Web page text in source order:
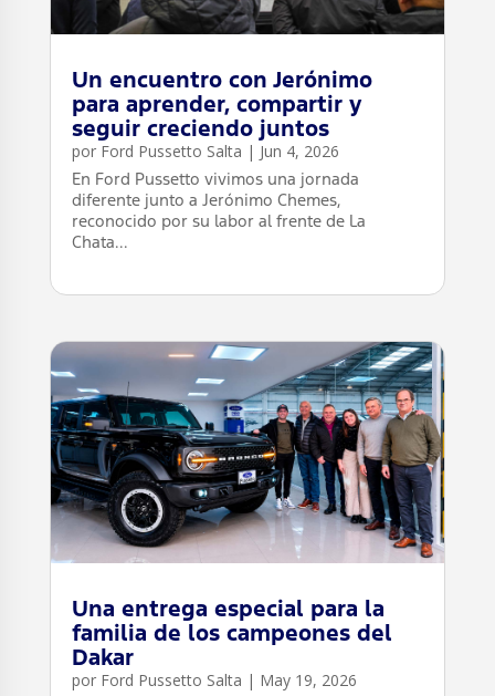
Un encuentro con Jerónimo
para aprender, compartir y
seguir creciendo juntos
por Ford Pussetto Salta | Jun 4, 2026
En Ford Pussetto vivimos una jornada
diferente junto a Jerónimo Chemes,
reconocido por su labor al frente de La
Chata...
Una entrega especial para la
familia de los campeones del
Dakar
por Ford Pussetto Salta | May 19, 2026